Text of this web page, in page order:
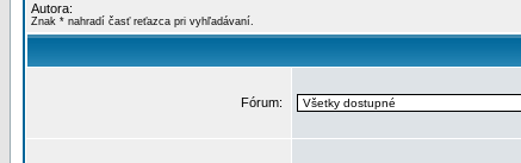
Autora:
Znak * nahradí časť reťazca pri vyhľadávaní.
Fórum: